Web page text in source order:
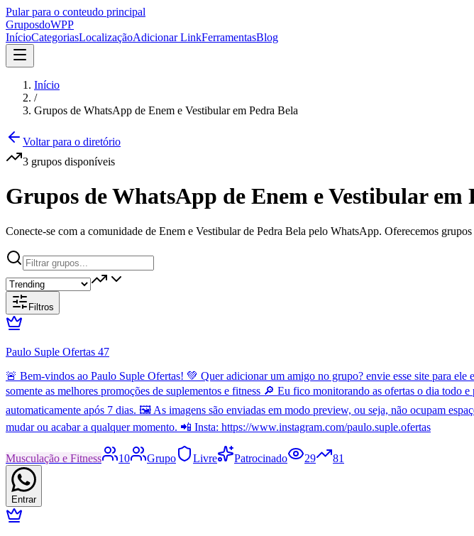
Pular para o conteudo principal
GruposdoWPP
InícioCategoriasLocalizaçãoAdicionar LinkFerramentasBlog
Início
/
Grupos de WhatsApp de Enem e Vestibular em Pedra Bela
Voltar para o diretório
3 grupos disponíveis
Grupos de WhatsApp de Enem e Vestibular em
Conecte-se com a comunidade de Enem e Vestibular de Pedra Bela pelo WhatsApp. Oferecemos
Filtros
Paulo Suple Ofertas 47
🚨 Bem-vindos ao Paulo Suple Ofertas! 💚 Quer adicionar um amigo no grupo? envie esse site para
somente as melhores promoções de suplementos e fitness 🔎 Eu fico monitorando as ofertas o dia
automaticamente após 7 dias. 🖼️ As imagens são enviadas em modo preview, ou seja, não ocupam
mudar ou acabar a qualquer momento. 📲 Insta: https://www.instagram.com/paulo.suple.ofertas
Musculação e Fitness 10 Grupo Livre Patrocinado 29 81
Entrar